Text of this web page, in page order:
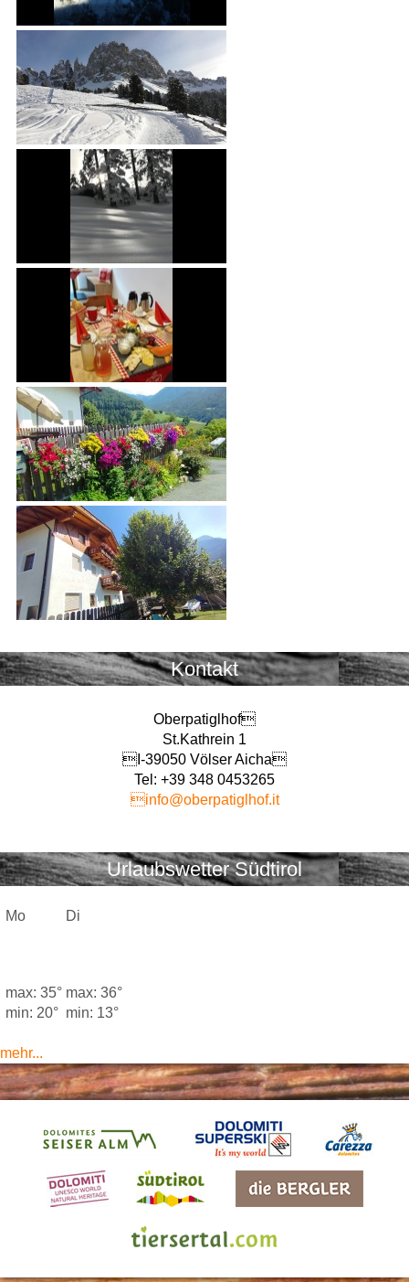
Kontakt
Oberpatiglhof
St.Kathrein 1
I-39050 Völser Aicha
Tel: +39 348 0453265
info@oberpatiglhof.it
Urlaubswetter Südtirol
Mo Di
max: 35°
min: 20°
max: 36°
min: 13°
mehr...